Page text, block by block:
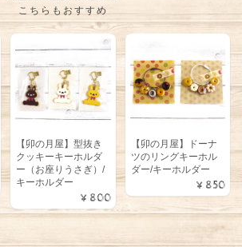
こちらもおすすめ
【卯の月屋】型抜き
クッキーキーホルダ
ー（お座りうさぎ）/
キーホルダー
¥800
【卯の月屋】ドーナ
ツのリングキーホル
ダー/キーホルダー
¥850